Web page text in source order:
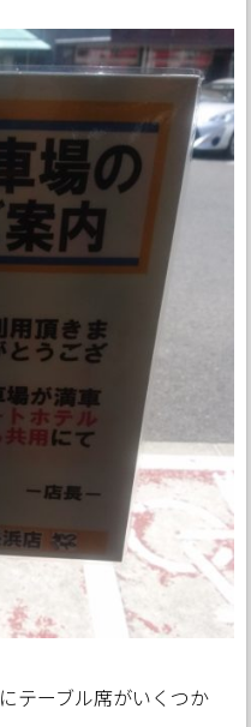
テーブル席がいくつか